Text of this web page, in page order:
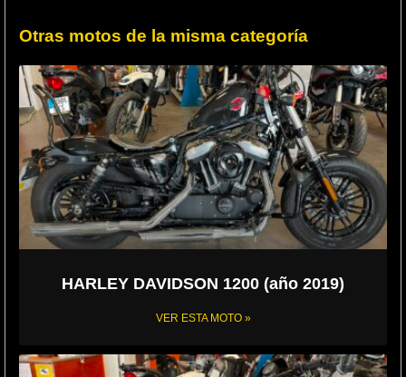
Otras motos de la misma categoría
HARLEY DAVIDSON 1200 (año 2019)
VER ESTA MOTO »